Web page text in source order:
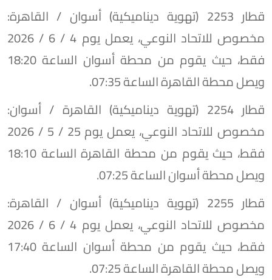
​قطار 2253 (تهوية ديناميكية) أسوان / القاهرة:
مخصوص للاتحاد النوعي، يعمل يوم 4 / 6 / 2026
فقط، حيث يقوم من محطة أسوان الساعة 18:20
ويصل محطة القاهرة الساعة 07:35.
​قطار 2254 (تهوية ديناميكية) القاهرة / أسوان:
مخصوص للاتحاد النوعي، يعمل يوم 25 / 5 / 2026
فقط، حيث يقوم من محطة القاهرة الساعة 18:10
ويصل محطة أسوان الساعة 07:25.
​قطار 2255 (تهوية ديناميكية) أسوان / القاهرة:
مخصوص للاتحاد النوعي، يعمل يوم 4 / 6 / 2026
فقط، حيث يقوم من محطة أسوان الساعة 17:40
ويصل محطة القاهرة الساعة 07:25.